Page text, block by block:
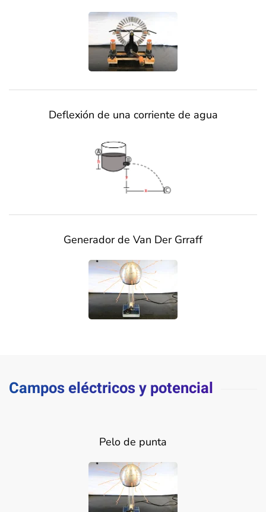
Deflexión de una corriente de agua
Generador de Van Der Grraff
Campos eléctricos y potencial
Pelo de punta